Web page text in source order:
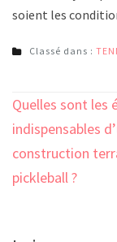
soient les
Classé dans :
de
l’article
Quelles sont les
indispensables
construction
pickleball ?